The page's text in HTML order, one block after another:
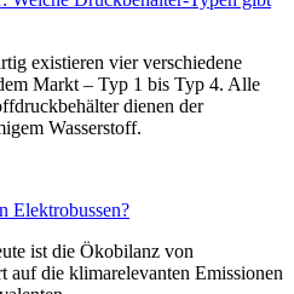
existieren vier verschiedene
Markt – Typ 1 bis Typ 4. Alle
dienen der
Wasserstoff.
Elektrobussen?
ist die Ökobilanz von
auf die klimarelevanten Emissionen